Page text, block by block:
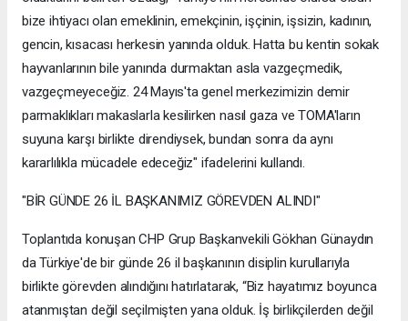
bize ihtiyacı olan emeklinin, emekçinin, işçinin, işsizin, kadının,
gencin, kısacası herkesin yanında olduk. Hatta bu kentin sokak
hayvanlarının bile yanında durmaktan asla vazgeçmedik,
vazgeçmeyeceğiz. 24 Mayıs'ta genel merkezimizin demir
parmaklıkları makaslarla kesilirken nasıl gaza ve TOMA'ların
suyuna karşı birlikte direndiysek, bundan sonra da aynı
kararlılıkla mücadele edeceğiz" ifadelerini kullandı.
"BİR GÜNDE 26 İL BAŞKANIMIZ GÖREVDEN ALINDI"
Toplantıda konuşan CHP Grup Başkanvekili Gökhan Günaydın
da Türkiye'de bir günde 26 il başkanının disiplin kurullarıyla
birlikte görevden alındığını hatırlatarak, “Biz hayatımız boyunca
atanmıştan değil seçilmişten yana olduk. İş birlikçilerden değil